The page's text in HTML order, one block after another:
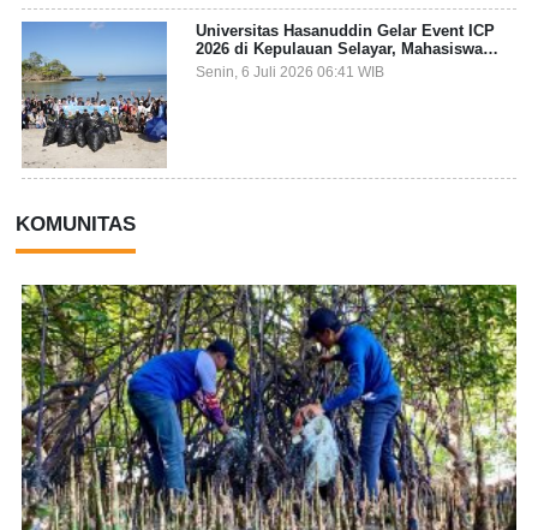
Universitas Hasanuddin Gelar Event ICP
2026 di Kepulauan Selayar, Mahasiswa
dari 27 Negara Jadi Partisipan
Senin, 6 Juli 2026 06:41 WIB
KOMUNITAS